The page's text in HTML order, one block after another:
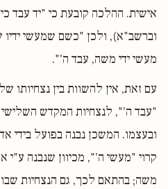
אישית. ההלכה קובעת כי "יד עבד
וברשב"א), ולכן "כשם שמעשי
מעשי ידי משה, עבד ה'".
עם זאת, אין להשוות בין נצחיותו
"עבד ה'", לנצחיות המקדש השלישי
ובעצמו. המשכן נבנה בפועל בידי
קרוי "מעשי ה'", מכיוון שנבנה
משה; בהתאם לכך, גם הנצחיות שבו